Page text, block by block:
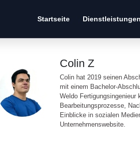
Startseite
Colin Z
Colin hat 2019 seinen
mit einem Bachelor-
Weldo Fertigungsingenieur
Bearbeitungsprozesse,
Einblicke in sozialen
Unternehmenswebsite.